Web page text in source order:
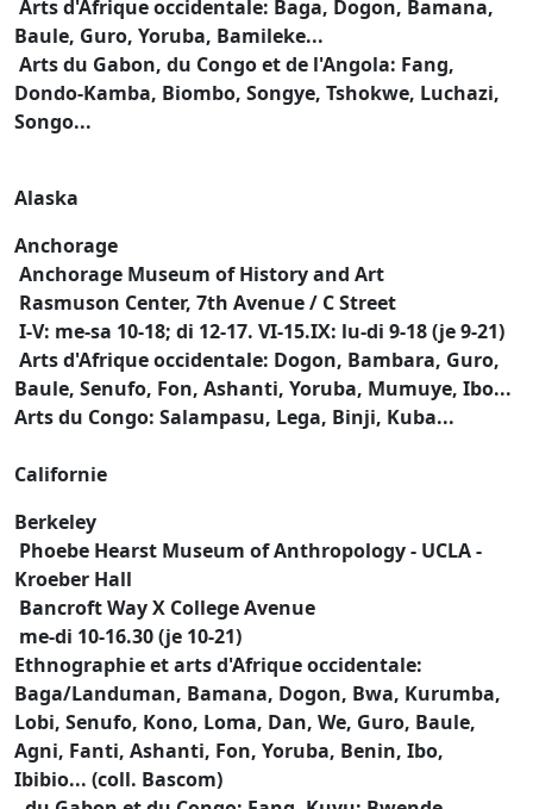
Arts d'Afrique occidentale: Baga, Dogon, Bamana,
Baule, Guro, Yoruba, Bamileke...
Arts du Gabon, du Congo et de l'Angola: Fang,
Dondo-Kamba, Biombo, Songye, Tshokwe, Luchazi,
Songo...
Alaska
Anchorage
Anchorage Museum of History and Art
Rasmuson Center, 7th Avenue / C Street
I-V: me-sa 10-18; di 12-17. VI-15.IX: lu-di 9-18 (je 9-21)
Arts d'Afrique occidentale: Dogon, Bambara, Guro,
Baule, Senufo, Fon, Ashanti, Yoruba, Mumuye, Ibo...
Arts du Congo: Salampasu, Lega, Binji, Kuba...
Californie
Berkeley
Phoebe Hearst Museum of Anthropology - UCLA -
Kroeber Hall
Bancroft Way X College Avenue
me-di 10-16.30 (je 10-21)
Ethnographie et arts d'Afrique occidentale:
Baga/Landuman, Bamana, Dogon, Bwa, Kurumba,
Lobi, Senufo, Kono, Loma, Dan, We, Guro, Baule,
Agni, Fanti, Ashanti, Fon, Yoruba, Benin, Ibo,
Ibibio... (coll. Bascom)